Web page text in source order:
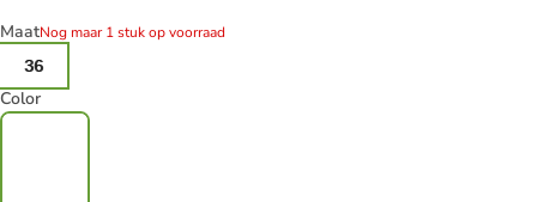
MaatNog maar 1 stuk op voorraad
36
Color